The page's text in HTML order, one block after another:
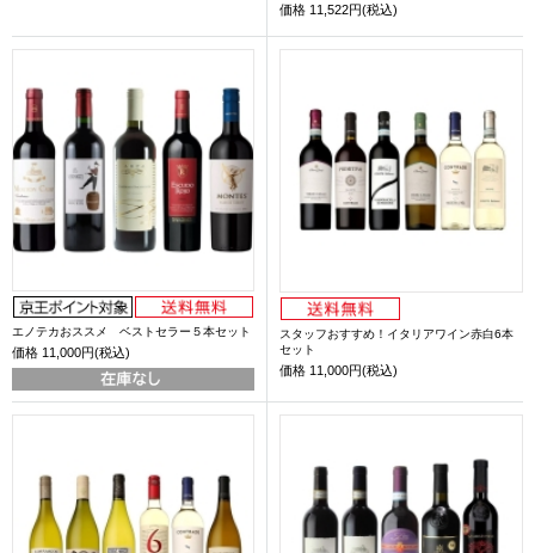
価格 11,522円(税込)
エノテカおススメ ベストセラー５本セット
価格 11,000円(税込)
スタッフおすすめ！イタリアワイン赤白6本
セット
価格 11,000円(税込)